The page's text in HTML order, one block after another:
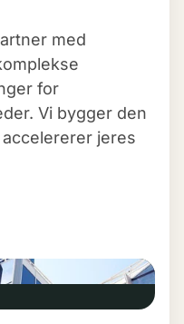
med
for
Vi bygger den
jeres